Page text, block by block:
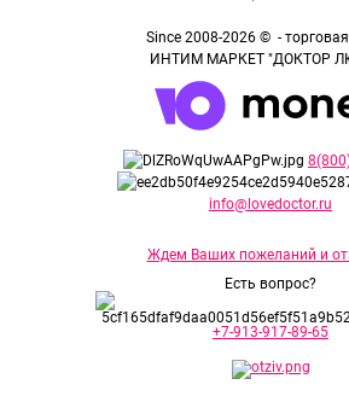
Since 2008-2026 © -
ИНТИМ МАРКЕТ "ДОКТОР
info@lovedoctor.ru
Ждем Ваших пожеланий и
Есть вопрос?
+7-913-917-89-65